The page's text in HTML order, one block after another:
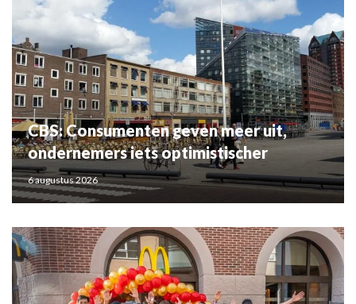
CBS: Consumenten geven meer uit,
ondernemers iets optimistischer
6 augustus 2026